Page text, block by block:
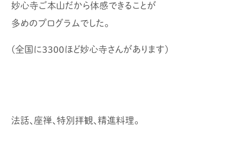
妙心寺ご本山だから体感できることが
多めのプログラムでした。
(全国に3300ほど妙心寺さんがあります)
法話、座禅、特別拝観、精進料理。